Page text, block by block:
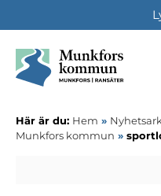
Här är du: Hem »
Munkfors kommun »